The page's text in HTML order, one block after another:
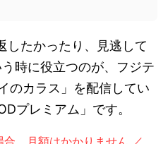
したかったり、見逃して
時に役立つのが、フジテ
のカラス」を配信してい
プレミアム」です。